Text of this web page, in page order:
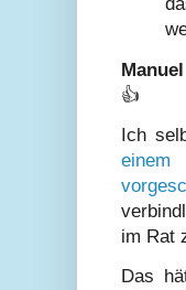
Manuel
👍
Ich
einem
im Rat
Das